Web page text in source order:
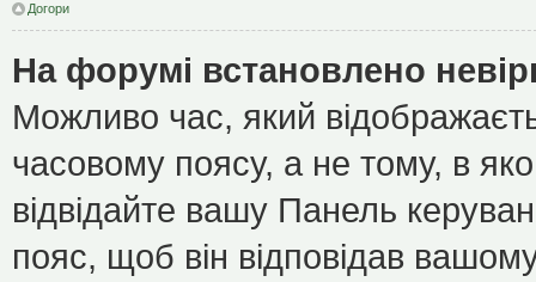
Догори
На форумі встановлено
Можливо час, який
часовому поясу, а не тому, в
відвідайте вашу Панель
пояс, щоб він відповідав